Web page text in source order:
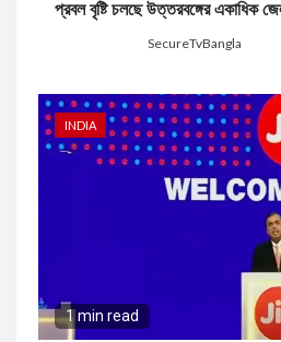
প্রবল বৃষ্টি চলছে উত্তরবঙ্গের একাধিক
SecureTvBangla
INDIA
1 min read